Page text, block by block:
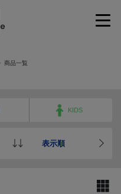
商品一覧
KIDS
表示順